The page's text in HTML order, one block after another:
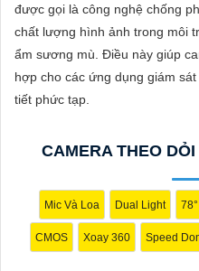
khi có hoạt động đột ngột trong
dàng xem lại hoặc chia sẻ
Ứng dụng di động (Mobile
di động tương thích với hệ
camera từ xa mọi lúc, mọi nơi.
Hy vọng những lời khuyên
được gọi là công nghệ chống
chất lượng hình ảnh trong môi
ẩm sương mù. Điều này giúp
hợp cho các ứng dụng giám
tiết phức tạp.
CAMERA THEO
Mic Và Loa Dual Light 78°
CMOS Xoay 360 Speed